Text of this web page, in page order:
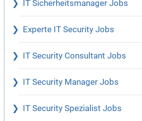
IT Sicherheitsmanager Jobs
Experte IT Security Jobs
IT Security Consultant Jobs
IT Security Manager Jobs
IT Security Spezialist Jobs